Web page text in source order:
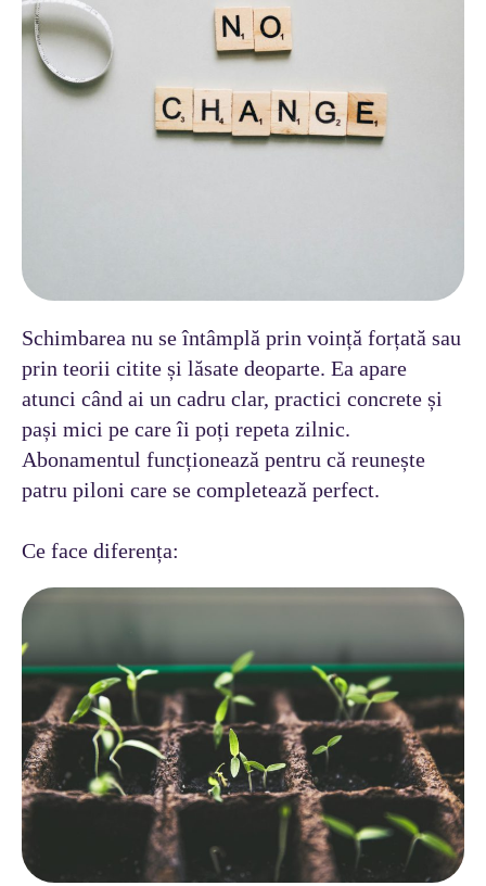
Schimbarea nu se întâmplă prin voință forțată sau
prin teorii citite și lăsate deoparte. Ea apare
atunci când ai un cadru clar, practici concrete și
pași mici pe care îi poți repeta zilnic.
Abonamentul funcționează pentru că reunește
patru piloni care se completează perfect.
Ce face diferența: